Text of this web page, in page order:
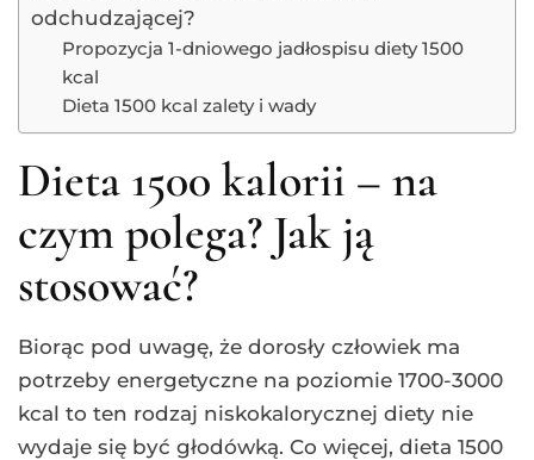
odchudzającej?
Propozycja 1-dniowego jadłospisu diety 1500
kcal
Dieta 1500 kcal zalety i wady
Dieta 1500 kalorii – na
czym polega? Jak ją
stosować?
Biorąc pod uwagę, że dorosły człowiek ma
potrzeby energetyczne na poziomie 1700-3000
kcal to ten rodzaj niskokalorycznej diety nie
wydaje się być głodówką. Co więcej, dieta 1500